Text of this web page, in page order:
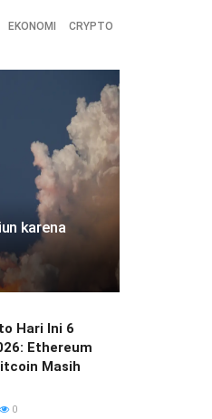
EKONOMI CRYPTO
karena
Hari Ini 6
Ethereum
Masih
0